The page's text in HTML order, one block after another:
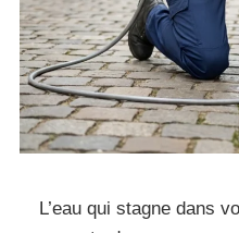
L’eau qui stagne dans